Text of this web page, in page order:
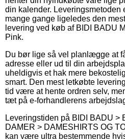
din kalender. Leveringsmetoden
mange gange ligeledes den
levering ved køb af BIDI BADU
Pink.
Du bør lige så vel planlægge at
adresse eller ud til din
uheldigvis et hak mere
smart. Den mest letkøbte
tid være at hente ordren selv,
tæt på e-forhandlerens
Leveringstiden på BIDI BADU >
DAMER > DAMESHIRTS OG
kan være ultra bestemmende